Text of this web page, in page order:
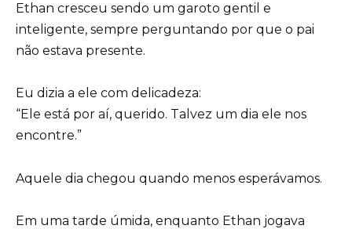
Ethan cresceu sendo um garoto gentil e
inteligente, sempre perguntando por que o pai
não estava presente.
Eu dizia a ele com delicadeza:
“Ele está por aí, querido. Talvez um dia ele nos
encontre.”
Aquele dia chegou quando menos esperávamos.
Em uma tarde úmida, enquanto Ethan jogava